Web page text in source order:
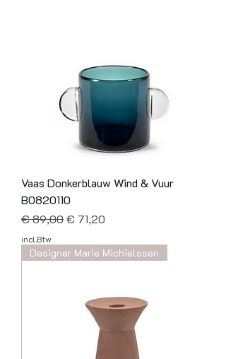
Vaas Donkerblauw Wind & Vuur
B0820110
Normale prijs
€ 89,00Verkoopprijs
€ 71,20
incl.Btw
Designer Marie Michielssen